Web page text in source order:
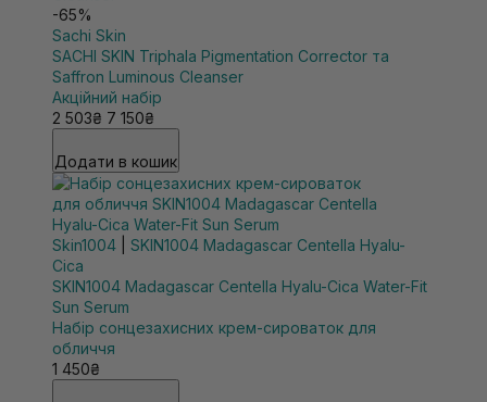
-65%
Sachi Skin
SACHI SKIN Triphala Pigmentation Corrector та
Saffron Luminous Cleanser
Акційний набір
2 503₴ 7 150₴
Додати в кошик
Skin1004
SKIN1004 Madagascar Centella Hyalu-
Cica
SKIN1004 Madagascar Centella Hyalu-Cica Water-Fit
Sun Serum
Набір сонцезахисних крем-сироваток для
обличчя
1 450₴